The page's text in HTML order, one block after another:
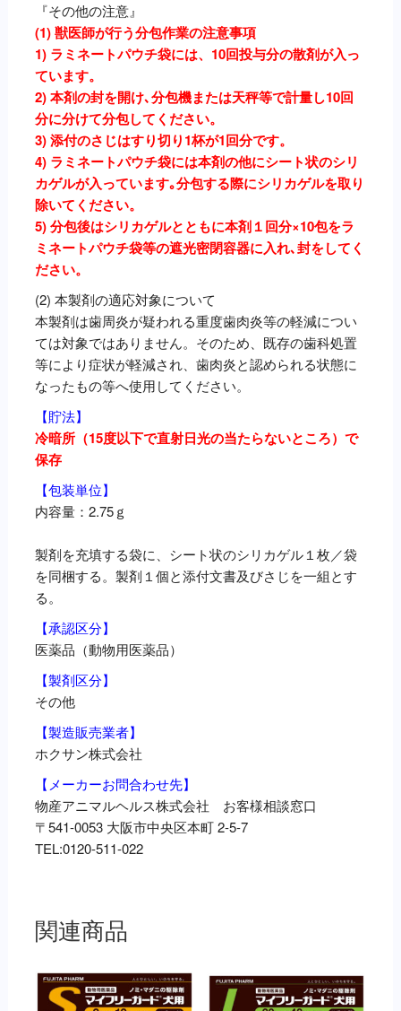
『その他の注意』
(1) 獣医師が行う分包作業の注意事項
1) ラミネートパウチ袋には、10回投与分の散剤が入っ
ています。
2) 本剤の封を開け､分包機または天秤等で計量し10回
分に分けて分包してください。
3) 添付のさじはすり切り1杯が1回分です。
4) ラミネートパウチ袋には本剤の他にシート状のシリ
カゲルが入っています｡分包する際にシリカゲルを取り
除いてください。
5) 分包後はシリカゲルとともに本剤１回分×10包をラ
ミネートパウチ袋等の遮光密閉容器に入れ､封をしてく
ださい。
(2) 本製剤の適応対象について
本製剤は歯周炎が疑われる重度歯肉炎等の軽減につい
ては対象ではありません。そのため、既存の歯科処置
等により症状が軽減され、歯肉炎と認められる状態に
なったもの等へ使用してください。
【貯法】
冷暗所（15度以下で直射日光の当たらないところ）で
保存
【包装単位】
内容量：2.75ｇ
製剤を充填する袋に、シート状のシリカゲル１枚／袋
を同梱する。製剤１個と添付文書及びさじを一組とす
る。
【承認区分】
医薬品（動物用医薬品）
【製剤区分】
その他
【製造販売業者】
ホクサン株式会社
【メーカーお問合わせ先】
物産アニマルヘルス株式会社 お客様相談窓口
〒541-0053 大阪市中央区本町 2-5-7
TEL:0120-511-022
関連商品